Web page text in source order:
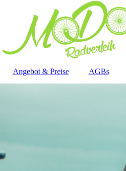
Angebot & Preise AGBs